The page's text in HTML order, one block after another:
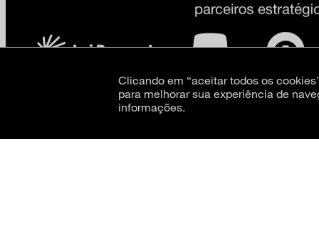
CNPJ: 62.520.218/0001-24Razão social: Museu de Arte Moderna de São Paulo
Clicando em “aceitar todos os
para melhorar sua experiência de
informações.